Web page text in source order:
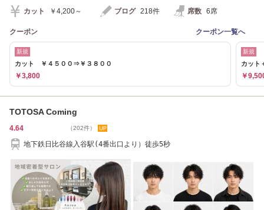
カット ￥4,200～ ブログ 218件 席数 6席
クーポン クーポン一覧へ
新規
カット ￥４５００⇒￥３８００
￥3,800
新規
カット
￥
TOTOSA Coming
4.64 （202件）
地下鉄日比谷線入谷駅(4番出口より）徒歩5秒